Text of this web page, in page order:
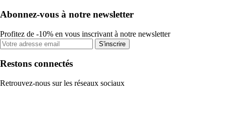
Abonnez-vous à notre newsletter
Profitez de -10% en vous inscrivant à notre newsletter
S'inscrire
Restons connectés
Retrouvez-nous sur les réseaux sociaux